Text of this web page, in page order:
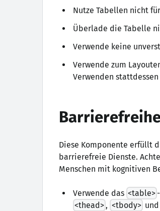
Nutze Tabellen nicht
Überlade die Tabelle
Verwende keine
Verwende zum
Verwenden
Diese Komponente erfüllt
barrierefreie Dienste.
Menschen mit kognitiven
Verwende das <table>
<thead>, <tbody> und